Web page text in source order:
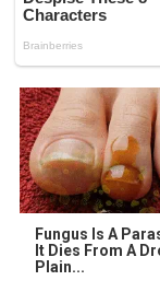
Fungus Is A
It Dies From A
Plain...